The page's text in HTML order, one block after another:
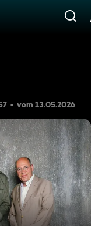
das
vom 13.05.2026